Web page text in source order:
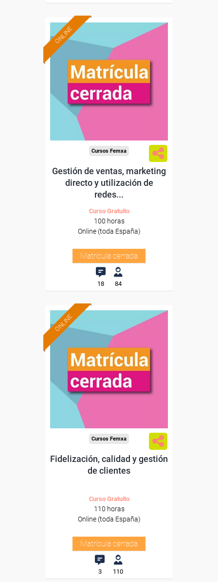
ONLINE
Cursos Femxa
Gestión de ventas, marketing
directo y utilización de
redes...
Curso Gratuito
100 horas
Online (toda España)
Matrícula cerrada
18 84
ONLINE
Cursos Femxa
Fidelización, calidad y gestión
de clientes
Curso Gratuito
110 horas
Online (toda España)
Matrícula cerrada
3 110